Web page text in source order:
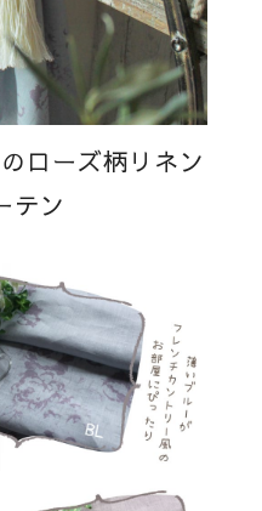
ローズ柄リネン
テン